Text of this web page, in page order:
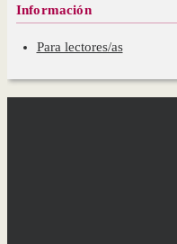
Información
Para lectores/as